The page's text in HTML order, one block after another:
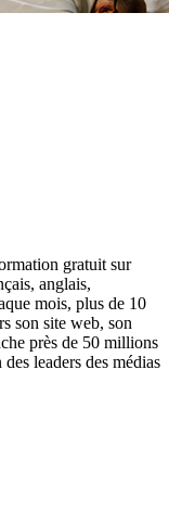
gratuit sur
anglais,
mois, plus de 10
son site web, son
près de 50 millions
leaders des médias